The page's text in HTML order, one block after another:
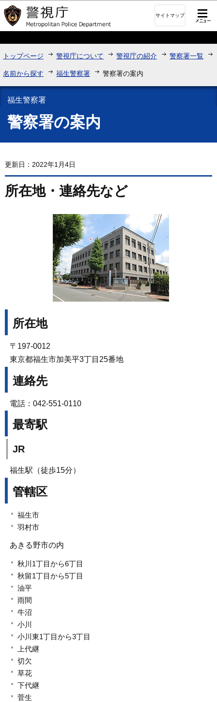
このページの本文へ移動
サイトマップ
トップページ 警視庁について 警視庁の紹介 警察署一覧
名前から探す 福生警察署 警察署の案内
福生警察署
警察署の案内
更新日：2022年1月4日
所在地・連絡先など
所在地
〒197-0012
東京都福生市加美平3丁目25番地
連絡先
電話：042-551-0110
最寄駅
JR
福生駅（徒歩15分）
管轄区
福生市
羽村市
あきる野市の内
秋川1丁目から6丁目
秋留1丁目から5丁目
油平
雨間
牛沼
小川
小川東1丁目から3丁目
上代継
切欠
草花
下代継
菅生